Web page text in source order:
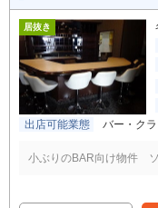
居抜き
出店可能業態
バー・ク
小ぶりのBAR向け物件